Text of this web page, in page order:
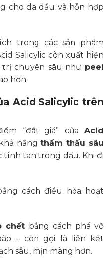
cho da dầu và hỗn hợp
trong các sản phẩm
Salicylic còn xuất hiện
chuyên sâu như peel
hơn.
Acid Salicylic trên
“đắt giá” của Acid
năng thẩm thấu sâu
tính tan trong dầu. Khi đi
cách điều hòa hoạt
chết bằng cách phá vỡ
– còn gọi là liên kết
sâu, mịn màng hơn.